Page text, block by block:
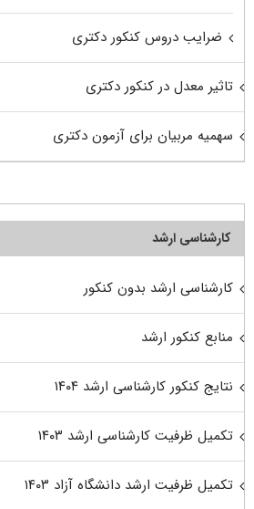
ضرایب دروس کنکور دکتری
تاثیر معدل در کنکور دکتری
سهمیه مربیان برای آزمون دکتری
کارشناسی ارشد
کارشناسی ارشد بدون کنکور
منابع کنکور ارشد
نتایج کنکور کارشناسی ارشد ۱۴۰۴
تکمیل ظرفیت کارشناسی ارشد ۱۴۰۳
تکمیل ظرفیت ارشد دانشگاه آزاد ۱۴۰۳